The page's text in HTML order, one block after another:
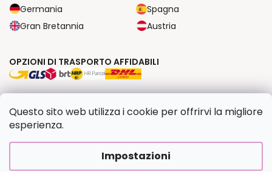
Questo sito web utilizza i cookie per offrirvi la migliore
esperienza.
Impostazioni
Germania
Spagna
Gran Bretannia
Austria
OPZIONI DI TRASPORTO AFFIDABILI
Creato da Shoptet Premium|UpraviloFV STUDIO
Copyright 2026Dipingilo.it. Tutti i diritti riservati.